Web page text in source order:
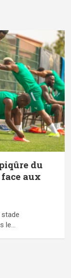
du
aux
stade
le…